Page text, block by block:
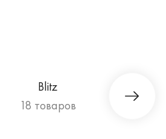
Blitz
18 товаров